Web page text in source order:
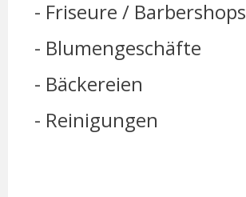
- Friseure / Barbershops
- Blumengeschäfte
- Bäckereien
- Reinigungen